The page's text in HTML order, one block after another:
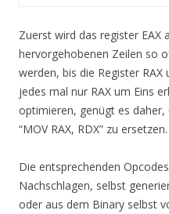
Zuerst wird das register EAX
hervorgehobenen Zeilen so
werden, bis die Register RAX
jedes mal nur RAX um Eins
optimieren, genügt es
“MOV RAX, RDX” zu ersetzen.
Die entsprechenden
Nachschlagen, selbst
oder aus dem Binary selbst